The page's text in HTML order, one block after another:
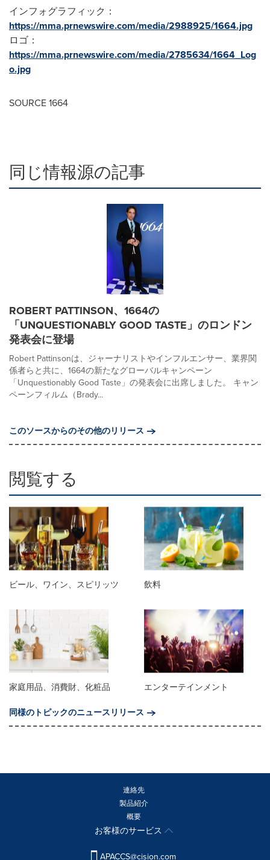
インフォグラフィック：
https://mma.prnewswire.com/media/2988925/1664.jpg
ロゴ：
https://mma.prnewswire.com/media/2785634/1664_Log
o.jpg
SOURCE 1664
同じ情報源の記事
ROBERT PATTINSON、1664の
「UNQUESTIONABLY GOOD TASTE」のロンドン
発表会に登場
Robert Pattinsonは、ジャーナリストやインフルエンサー、業界関
係者らと共に、1664の新たなグローバルキャンペーン
「Unquestionably Good Taste」の発表会に出席しました。 キャン
ペーンフィルム（Brady...
このソースからのその他のリリース
閲覧する
ビール、ワイン、スピリッツ 飲料
家庭用品、消費財、化粧品
エンターテインメント
同様のトピックのニュースリリース
連絡先
製品紹介
概要
お客様のサービス
APACCS@cision.com